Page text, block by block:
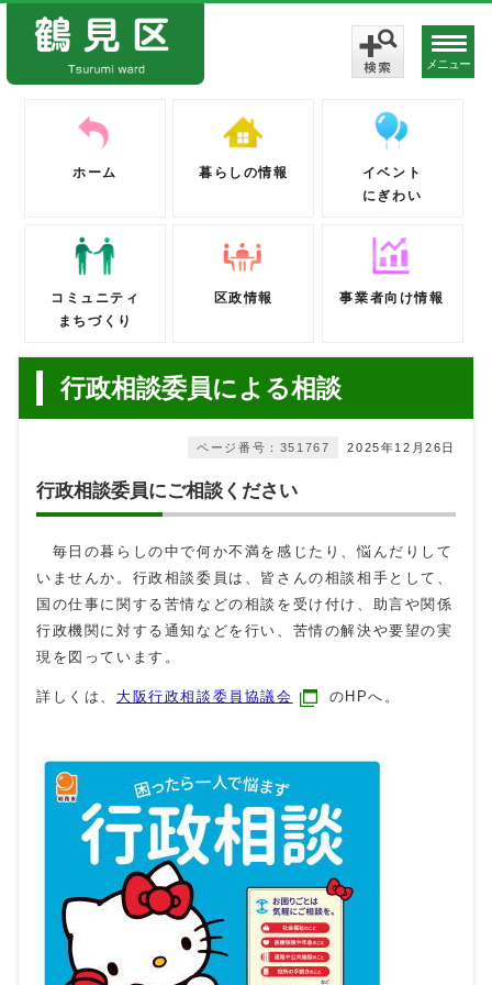
メニュー
ホーム 暮らしの情報
イベント
にぎわい
コミュニティ
まちづくり
区政情報 事業者向け情報
行政相談委員による相談
2025年12月26日
ページ番号：351767
行政相談委員にご相談ください
毎日の暮らしの中で何か不満を感じたり、悩んだりして
いませんか。行政相談委員は、皆さんの相談相手として、
国の仕事に関する苦情などの相談を受け付け、助言や関係
行政機関に対する通知などを行い、苦情の解決や要望の実
現を図っています。
詳しくは、 大阪行政相談委員協議会 のHPへ。